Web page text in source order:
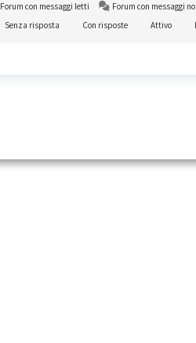
Forum con messaggi letti
Forum con messaggi
Senza risposta Con risposte Attivo